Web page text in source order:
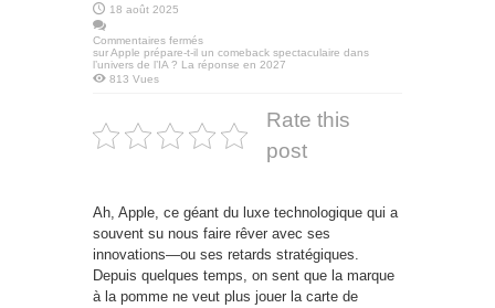
18 août 2025
Commentaires fermés
sur Apple prépare-t-il un comeback spectaculaire dans
l’univers de l’IA ? La réponse en 2027
813 Vues
Rate this
post
Ah, Apple, ce géant du luxe technologique qui a
souvent su nous faire rêver avec ses
innovations—ou ses retards stratégiques.
Depuis quelques temps, on sent que la marque
à la pomme ne veut plus jouer la carte de